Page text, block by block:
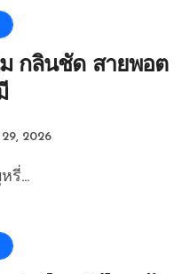
กลิ่นชัด สายพอต
2026
รี่...